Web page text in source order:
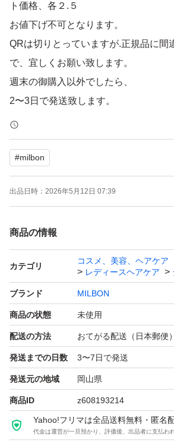
ト価格、各２.５
お値下げ不可となります。
QRは切りとっていますが.正規品に間
で、宜しくお願い致します。
週末の御購入以外でしたら、
2〜3日で発送致します。
#milbon
出品日時： 2026年5月12日 07:39
商品の情報
カテゴリ
コスメ、美容、ヘアケア
レディースヘアケア
ブランド MILBON
商品の状態 未使用
配送の方法 おてがる配送（日本郵便）
発送までの日数 3〜7日で発送
発送元の地域 岡山県
商品ID z608193214
Yahoo!フリマは全品送料無料・匿名
代金は運営が一旦預かり、評価後、出品者に支払わ